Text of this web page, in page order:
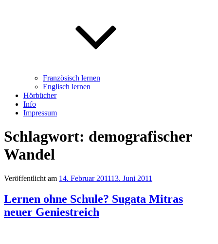
Französisch lernen
Englisch lernen
Hörbücher
Info
Impressum
Schlagwort: demografischer
Wandel
Veröffentlicht am 14. Februar 201113. Juni 2011
Lernen ohne Schule? Sugata Mitras
neuer Geniestreich